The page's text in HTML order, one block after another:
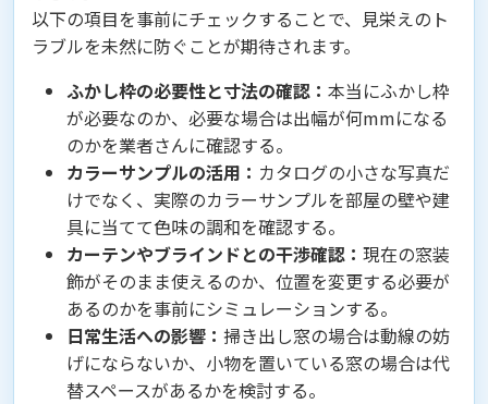
以下の項目を事前にチェックすることで、見栄えのト
ラブルを未然に防ぐことが期待されます。
ふかし枠の必要性と寸法の確認： 本当にふかし枠
が必要なのか、必要な場合は出幅が何mmになる
のかを業者さんに確認する。
カラーサンプルの活用： カタログの小さな写真だ
けでなく、実際のカラーサンプルを部屋の壁や建
具に当てて色味の調和を確認する。
カーテンやブラインドとの干渉確認： 現在の窓装
飾がそのまま使えるのか、位置を変更する必要が
あるのかを事前にシミュレーションする。
日常生活への影響： 掃き出し窓の場合は動線の妨
げにならないか、小物を置いている窓の場合は代
替スペースがあるかを検討する。